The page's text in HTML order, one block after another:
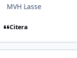
MVH Lasse
Citera